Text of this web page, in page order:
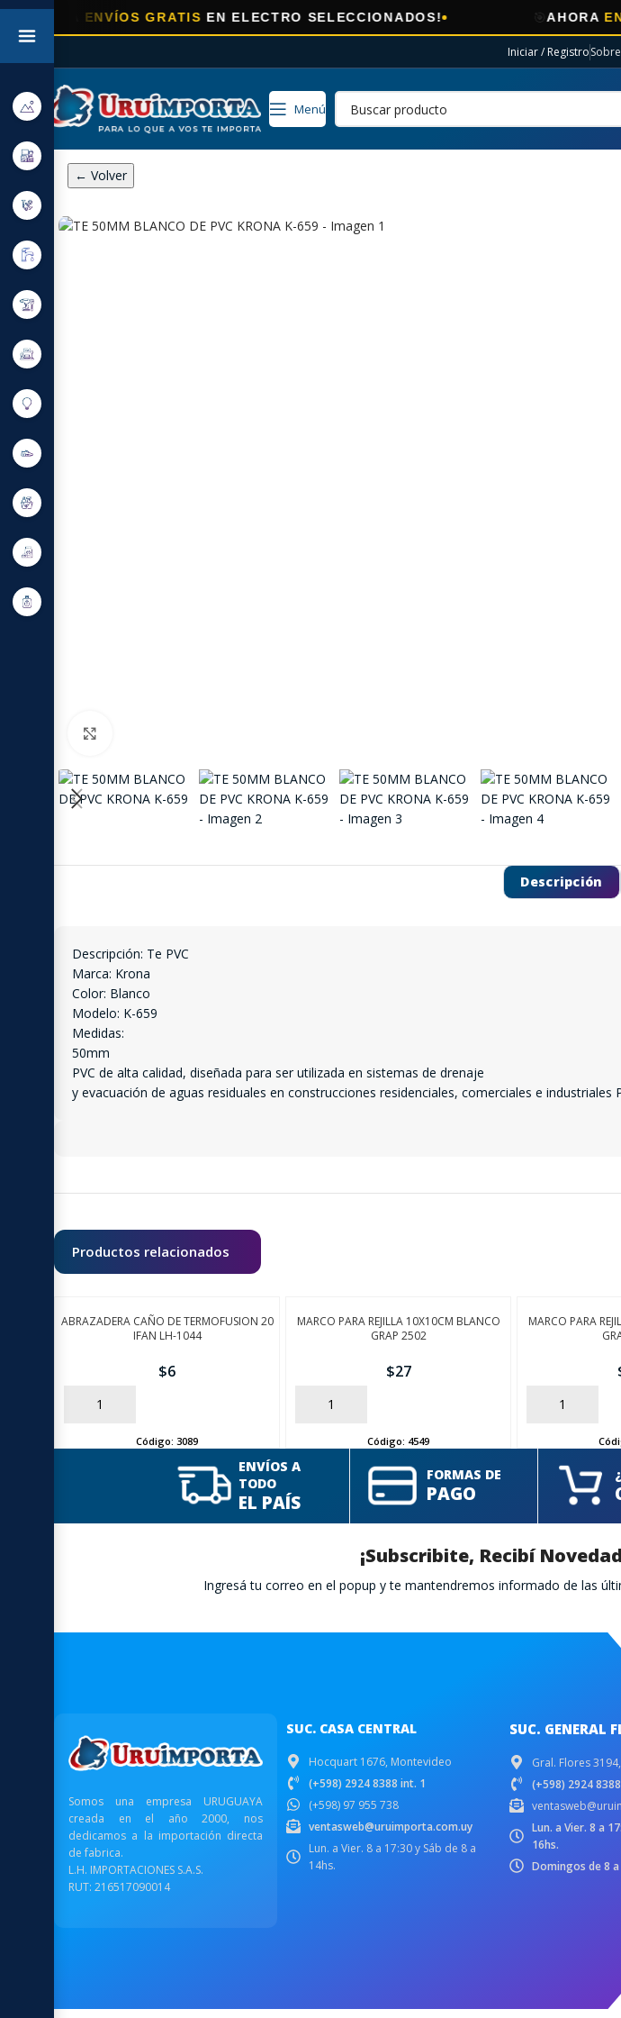
ENVÍOS GRATIS EN ELECTRO SELECCIONADOS! AHORA ENVÍOS
Iniciar / Registro
Menú
← Volver
Descripción
Descripción: Te PVC
Marca: Krona
Color: Blanco
Modelo: K-659
Medidas:
50mm
PVC de alta calidad, diseñada para ser utilizada en sistemas de drenaje
y evacuación de aguas residuales en construcciones residenciales, comerciales e industriales
Productos relacionados
ABRAZADERA CAÑO DE TERMOFUSION 20
IFAN LH-1044
$6
AÑADIR
Código:3089
MARCO PARA REJILLA 10X10CM BLANCO
GRAP 2502
$27
AÑADIR
Código: 4549
MARCO PARA
AÑADIR
ENVÍOS A
TODO
EL PAÍS
FORMAS DE
PAGO
¡Subscribite, Recibí
Ingresá tu correo en el popup y te mantendremos informado de las
Somos una empresa URUGUAYA
creada en el año 2000, nos
dedicamos a la importación directa
de fabrica.
L.H. IMPORTACIONES S.A.S.
RUT: 216517090014
SUC. CASA CENTRAL
Hocquart 1676, Montevideo
(+598) 2924 8388 int. 1
(+598) 97 955 738
ventasweb@uruimporta.com.uy
Lun. a Vier. 8 a 17:30 y Sáb de 8 a
14hs.
SUC. GENERAL
Gral. Flores
(+598) 2924
Lun. a Vier. 8 a
16hs.
Domingos de 8 a
SEGUÍ